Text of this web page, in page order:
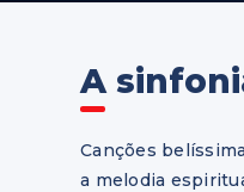
A
Canções
a melodia